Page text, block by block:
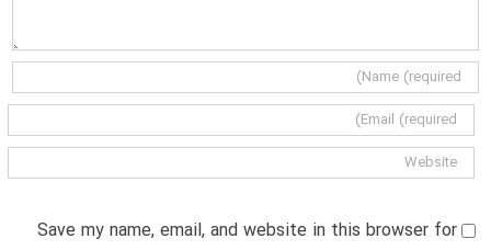
Save my name, email, and website in this browser for